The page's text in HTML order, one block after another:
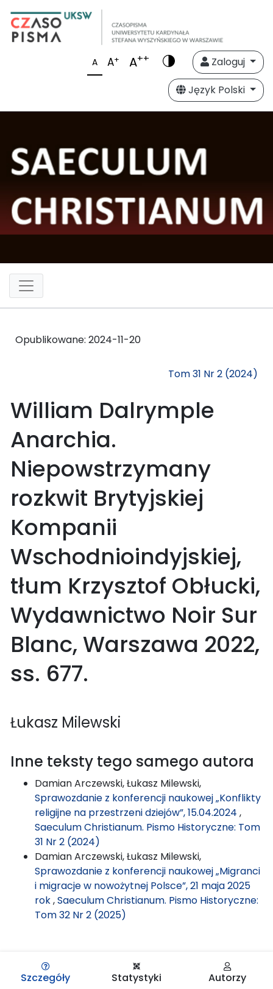
A A+ A++
Zaloguj
Język Polski
Opublikowane: 2024-11-20
Tom 31 Nr 2 (2024)
William Dalrymple
Anarchia.
Niepowstrzymany
rozkwit Brytyjskiej
Kompanii
Wschodnioindyjskiej,
tłum Krzysztof Obłucki,
Wydawnictwo Noir Sur
Blanc, Warszawa 2022,
ss. 677.
Łukasz Milewski
Inne teksty tego samego autora
Damian Arczewski, Łukasz Milewski,
Sprawozdanie z konferencji naukowej „Konflikty
religijne na przestrzeni dziejów”, 15.04.2024 ,
Saeculum Christianum. Pismo Historyczne: Tom
31 Nr 2 (2024)
Damian Arczewski, Łukasz Milewski,
Sprawozdanie z konferencji naukowej „Migranci
i migracje w nowożytnej Polsce”, 21 maja 2025
rok,Saeculum Christianum. Pismo Historyczne:
Tom 32 Nr 2 (2025)
Szczegóły Statystyki Autorzy